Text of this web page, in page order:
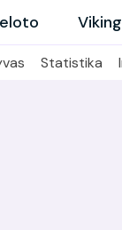
Statistika